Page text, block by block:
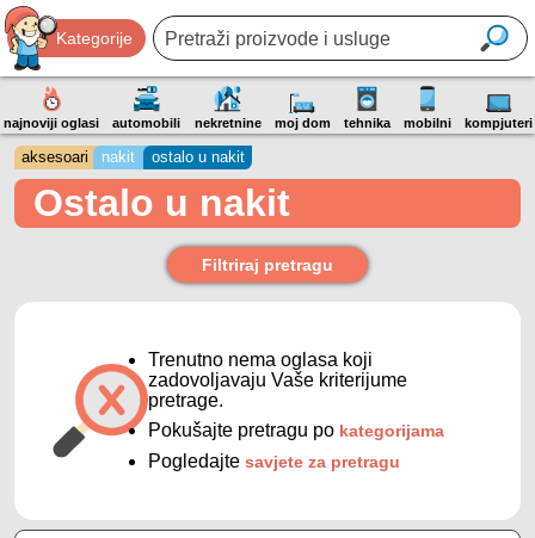
Kategorije
najnoviji oglasi automobili nekretnine moj dom tehnika mobilni kompjuteri
aksesoari nakit ostalo u nakit
Ostalo u nakit
Filtriraj pretragu
Trenutno nema oglasa koji
zadovoljavaju Vaše kriterijume
pretrage.
Pokušajte pretragu po kategorijama
Pogledajte savjete za pretragu